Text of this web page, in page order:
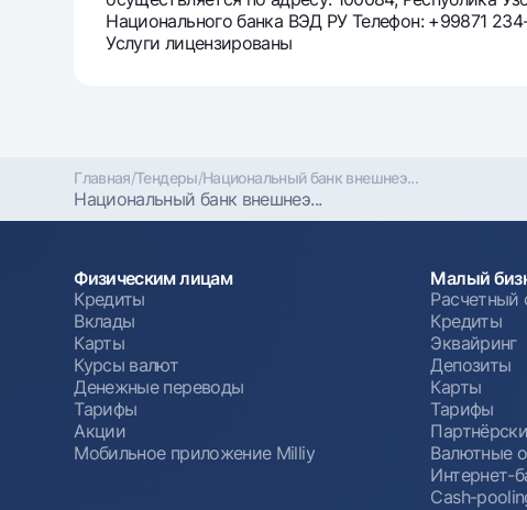
Национального банка ВЭД РУ Телефон: +99871
Услуги лицензированы
Главная/Тендеры/Национальный банк внешнеэ...
Национальный банк внешнеэ...
Физическим лицам
Кредиты
Вклады
Карты
Курсы валют
Денежные переводы
Тарифы
Акции
Мобильное приложение Milliy
Малый
Расчетный
Кредиты
Эквайринг
Депозиты
Карты
Тарифы
Валютные
Интернет-
Cash-